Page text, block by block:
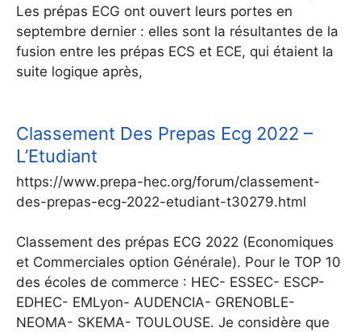
Les prépas ECG ont ouvert leurs portes en
septembre dernier : elles sont la résultantes de la
fusion entre les prépas ECS et ECE, qui étaient la
suite logique après,
Classement Des Prepas Ecg 2022 –
L’Etudiant
https://www.prepa-hec.org/forum/classement-
des-prepas-ecg-2022-etudiant-t30279.html
Classement des prépas ECG 2022 (Economiques
et Commerciales option Générale). Pour le TOP 10
des écoles de commerce : HEC- ESSEC- ESCP-
EDHEC- EMLyon- AUDENCIA- GRENOBLE-
NEOMA- SKEMA- TOULOUSE. Je considère que